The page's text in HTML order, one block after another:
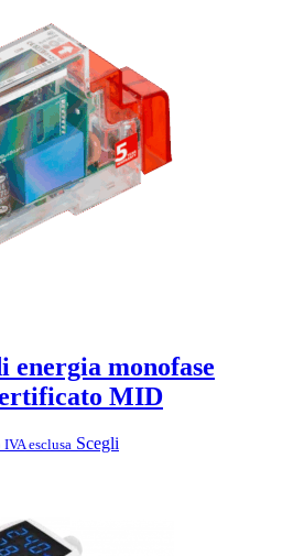
monofase
MID
esclusa Scegli